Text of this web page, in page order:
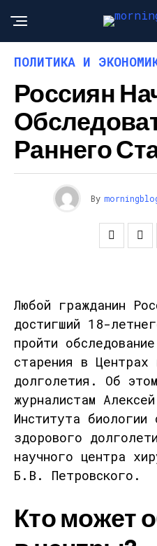
ПОЛИТИКА И
Россиян
Раннего
By
Любой гражданин
достигший 18-
пройти
старения в Центрах
долголетия . Об
журналистам
Института биологии
здорового
научного центра
Б.В. Петровского.
Кто может